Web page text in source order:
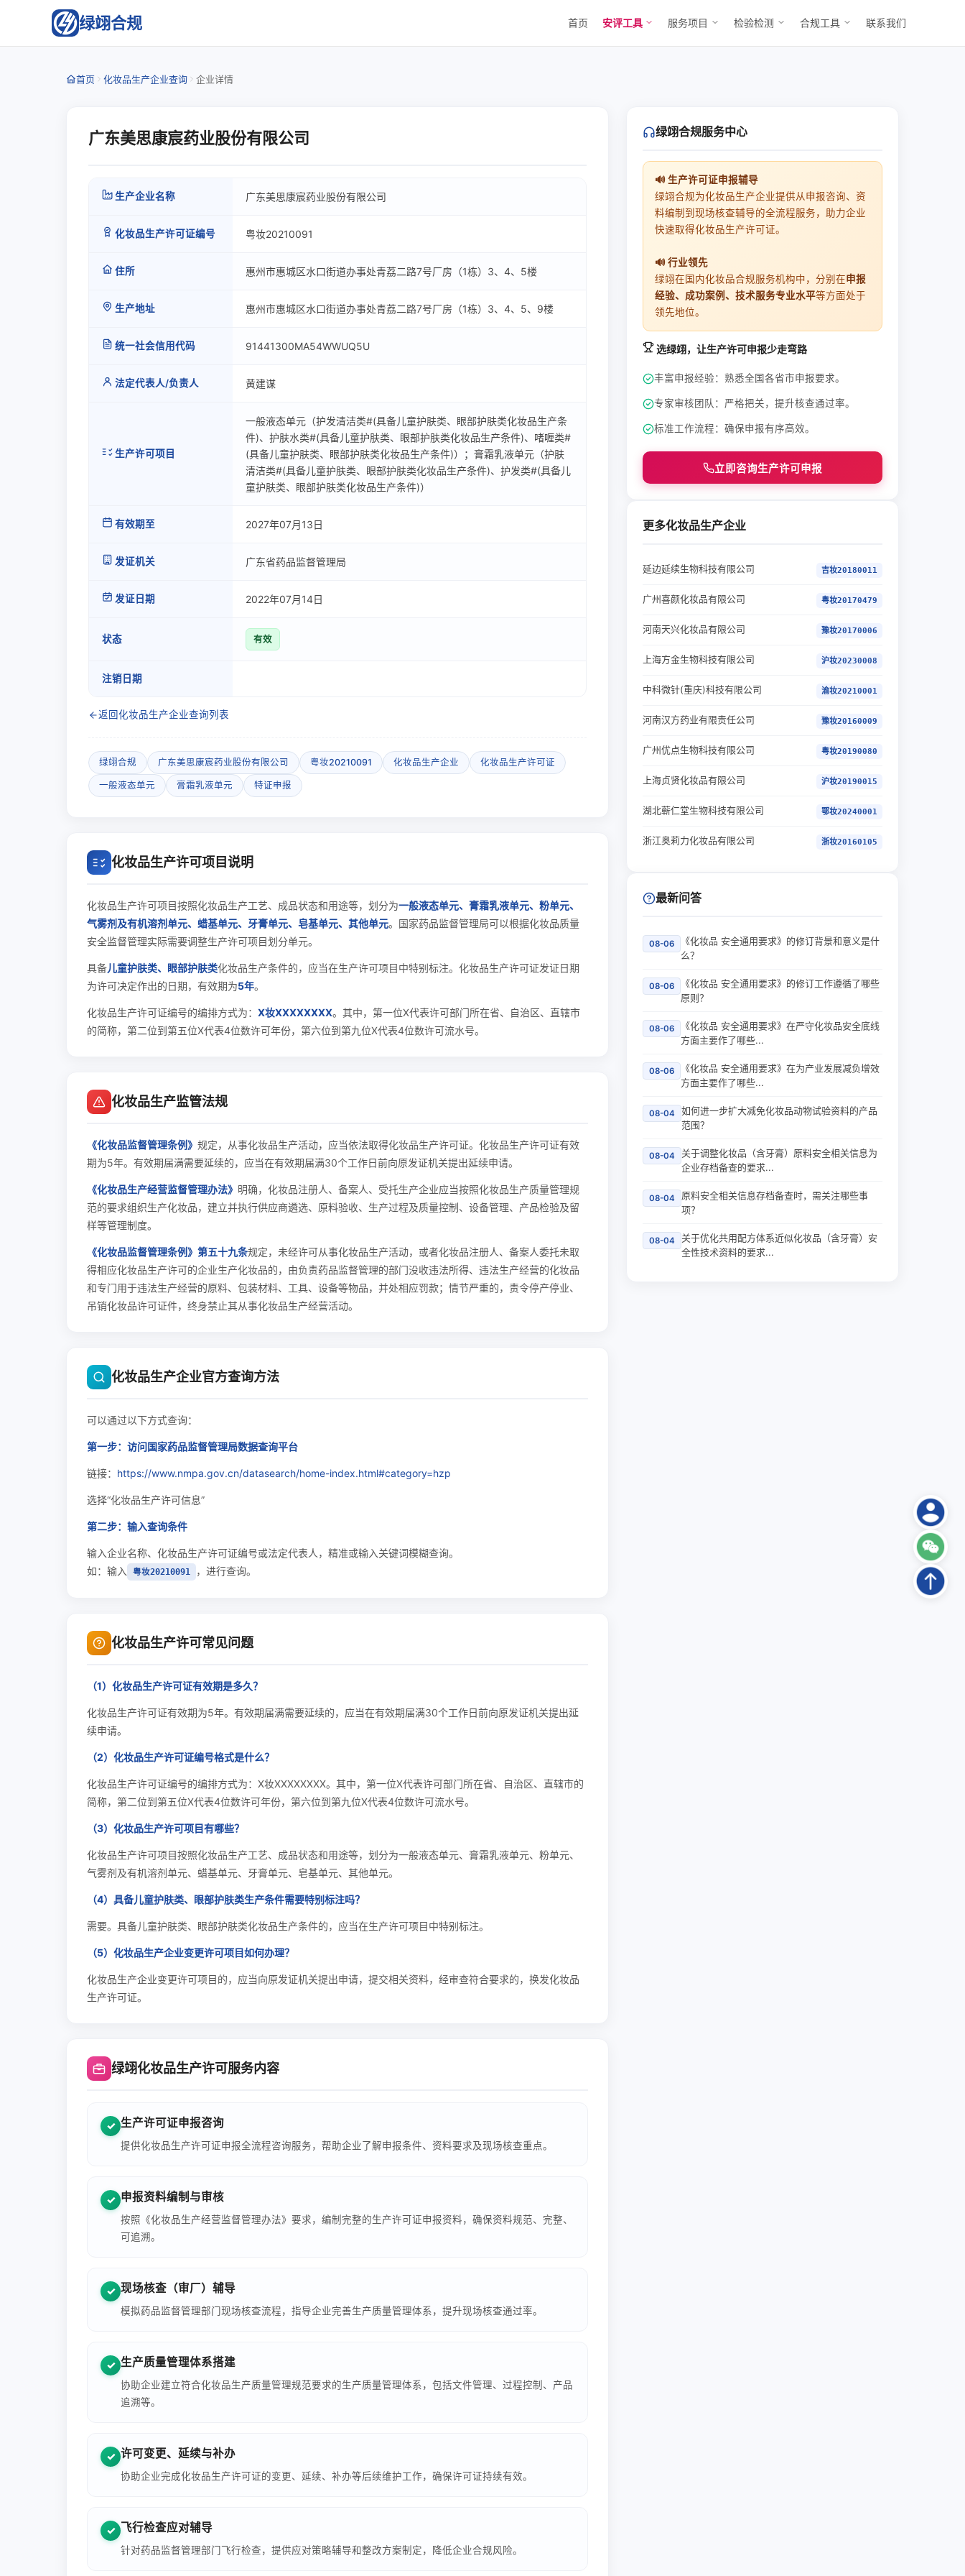
绿翊合规 首页 安评工具 服务项目 检验检测 合规工具 联系我们
首页 化妆品生产企业查询 企业详情
广东美思康宸药业股份有限公司
生产企业名称 广东美思康宸药业股份有限公司
化妆品生产许可证编号 粤妆20210091
住所 惠州市惠城区水口街道办事处青荔二路7号厂房（1栋）3、4、5楼
生产地址 惠州市惠城区水口街道办事处青荔二路7号厂房（1栋）3、4、5、9楼
统一社会信用代码 91441300MA54WWUQ5U
法定代表人/负责人 黄建谋
生产许可项目
一般液态单元（护发清洁类#(具备儿童护肤类、眼部护肤类化妆品生产条
件)、护肤水类#(具备儿童护肤类、眼部护肤类化妆品生产条件)、啫喱类#
(具备儿童护肤类、眼部护肤类化妆品生产条件)）；膏霜乳液单元（护肤
清洁类#(具备儿童护肤类、眼部护肤类化妆品生产条件)、护发类#(具备儿
童护肤类、眼部护肤类化妆品生产条件)）
有效期至 2027年07月13日
发证机关 广东省药品监督管理局
发证日期 2022年07月14日
状态 有效
注销日期
返回化妆品生产企业查询列表
绿翊合规 广东美思康宸药业股份有限公司 粤妆20210091 化妆品生产企业 化妆品生产许可证
一般液态单元 膏霜乳液单元 特证申报
化妆品生产许可项目说明
化妆品生产许可项目按照化妆品生产工艺、成品状态和用途等，划分为一般液态单元、膏霜乳液单元、粉单元、
气雾剂及有机溶剂单元、蜡基单元、牙膏单元、皂基单元、其他单元。国家药品监督管理局可以根据化妆品质量
安全监督管理实际需要调整生产许可项目划分单元。
具备儿童护肤类、眼部护肤类化妆品生产条件的，应当在生产许可项目中特别标注。化妆品生产许可证发证日期
为许可决定作出的日期，有效期为5年。
化妆品生产许可证编号的编排方式为： X妆XXXXXXXX。其中，第一位X代表许可部门所在省、自治区、直辖市
的简称，第二位到第五位X代表4位数许可年份，第六位到第九位X代表4位数许可流水号。
化妆品生产监管法规
《化妆品监督管理条例》 规定，从事化妆品生产活动，应当依法取得化妆品生产许可证。化妆品生产许可证有效
期为5年。有效期届满需要延续的，应当在有效期届满30个工作日前向原发证机关提出延续申请。
《化妆品生产经营监督管理办法》 明确，化妆品注册人、备案人、受托生产企业应当按照化妆品生产质量管理规
范的要求组织生产化妆品，建立并执行供应商遴选、原料验收、生产过程及质量控制、设备管理、产品检验及留
样等管理制度。
《化妆品监督管理条例》第五十九条规定，未经许可从事化妆品生产活动，或者化妆品注册人、备案人委托未取
得相应化妆品生产许可的企业生产化妆品的，由负责药品监督管理的部门没收违法所得、违法生产经营的化妆品
和专门用于违法生产经营的原料、包装材料、工具、设备等物品，并处相应罚款；情节严重的，责令停产停业、
吊销化妆品许可证件，终身禁止其从事化妆品生产经营活动。
化妆品生产企业官方查询方法
可以通过以下方式查询：
第一步：访问国家药品监督管理局数据查询平台
链接： https://www.nmpa.gov.cn/datasearch/home-index.html#category=hzp
选择“化妆品生产许可信息”
第二步：输入查询条件
输入企业名称、化妆品生产许可证编号或法定代表人，精准或输入关键词模糊查询。
如：输入
粤妆20210091 ，进行查询。
化妆品生产许可常见问题
（1）化妆品生产许可证有效期是多久？
化妆品生产许可证有效期为5年。有效期届满需要延续的，应当在有效期届满30个工作日前向原发证机关提出延
续申请。
（2）化妆品生产许可证编号格式是什么？
化妆品生产许可证编号的编排方式为：X妆XXXXXXXX。其中，第一位X代表许可部门所在省、自治区、直辖市的
简称，第二位到第五位X代表4位数许可年份，第六位到第九位X代表4位数许可流水号。
（3）化妆品生产许可项目有哪些？
化妆品生产许可项目按照化妆品生产工艺、成品状态和用途等，划分为一般液态单元、膏霜乳液单元、粉单元、
气雾剂及有机溶剂单元、蜡基单元、牙膏单元、皂基单元、其他单元。
（4）具备儿童护肤类、眼部护肤类生产条件需要特别标注吗？
需要。具备儿童护肤类、眼部护肤类化妆品生产条件的，应当在生产许可项目中特别标注。
（5）化妆品生产企业变更许可项目如何办理？
化妆品生产企业变更许可项目的，应当向原发证机关提出申请，提交相关资料，经审查符合要求的，换发化妆品
生产许可证。
绿翊化妆品生产许可服务内容
✓ 生产许可证申报咨询
提供化妆品生产许可证申报全流程咨询服务，帮助企业了解申报条件、资料要求及现场核查重点。
✓ 申报资料编制与审核
按照《化妆品生产经营监督管理办法》要求，编制完整的生产许可证申报资料，确保资料规范、完整、
可追溯。
✓ 现场核查（审厂）辅导
模拟药品监督管理部门现场核查流程，指导企业完善生产质量管理体系，提升现场核查通过率。
✓ 生产质量管理体系搭建
协助企业建立符合化妆品生产质量管理规范要求的生产质量管理体系，包括文件管理、过程控制、产品
追溯等。
✓ 许可变更、延续与补办
协助企业完成化妆品生产许可证的变更、延续、补办等后续维护工作，确保许可证持续有效。
✓ 飞行检查应对辅导
针对药品监督管理部门飞行检查，提供应对策略辅导和整改方案制定，降低企业合规风险。
绿翊合规服务中心
🔊 生产许可证申报辅导
绿翊合规为化妆品生产企业提供从申报咨询、资
料编制到现场核查辅导的全流程服务，助力企业
快速取得化妆品生产许可证。
🔊 行业领先
绿翊在国内化妆品合规服务机构中，分别在申报
经验、成功案例、技术服务专业水平等方面处于
领先地位。
选绿翊，让生产许可申报少走弯路
丰富申报经验：熟悉全国各省市申报要求。
专家审核团队：严格把关，提升核查通过率。
标准工作流程：确保申报有序高效。
立即咨询生产许可申报
更多化妆品生产企业
延边延续生物科技有限公司 吉妆20180011
广州喜颜化妆品有限公司 粤妆20170479
河南天兴化妆品有限公司 豫妆20170006
上海方金生物科技有限公司 沪妆20230008
中科微针(重庆)科技有限公司 渝妆20210001
河南汉方药业有限责任公司 豫妆20160009
广州优点生物科技有限公司 粤妆20190080
上海贞贤化妆品有限公司 沪妆20190015
湖北蕲仁堂生物科技有限公司 鄂妆20240001
浙江奥莉力化妆品有限公司 浙妆20160105
最新问答
08-06
《化妆品 安全通用要求》的修订背景和意义是什
么？
08-06
《化妆品 安全通用要求》的修订工作遵循了哪些
原则？
08-06
《化妆品 安全通用要求》在严守化妆品安全底线
方面主要作了哪些...
08-06
《化妆品 安全通用要求》在为产业发展减负增效
方面主要作了哪些...
08-04
如何进一步扩大减免化妆品动物试验资料的产品
范围？
08-04
关于调整化妆品（含牙膏）原料安全相关信息为
企业存档备查的要求...
08-04
原料安全相关信息存档备查时，需关注哪些事
项？
08-04
关于优化共用配方体系近似化妆品（含牙膏）安
全性技术资料的要求...